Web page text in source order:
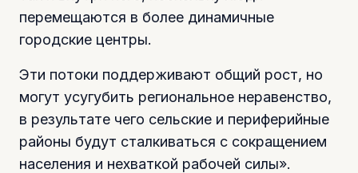
перемещаются в более динамичные
городские центры.
Эти потоки поддерживают общий рост, но
могут усугубить региональное неравенство,
в результате чего сельские и периферийные
районы будут сталкиваться с сокращением
населения и нехваткой рабочей силы».